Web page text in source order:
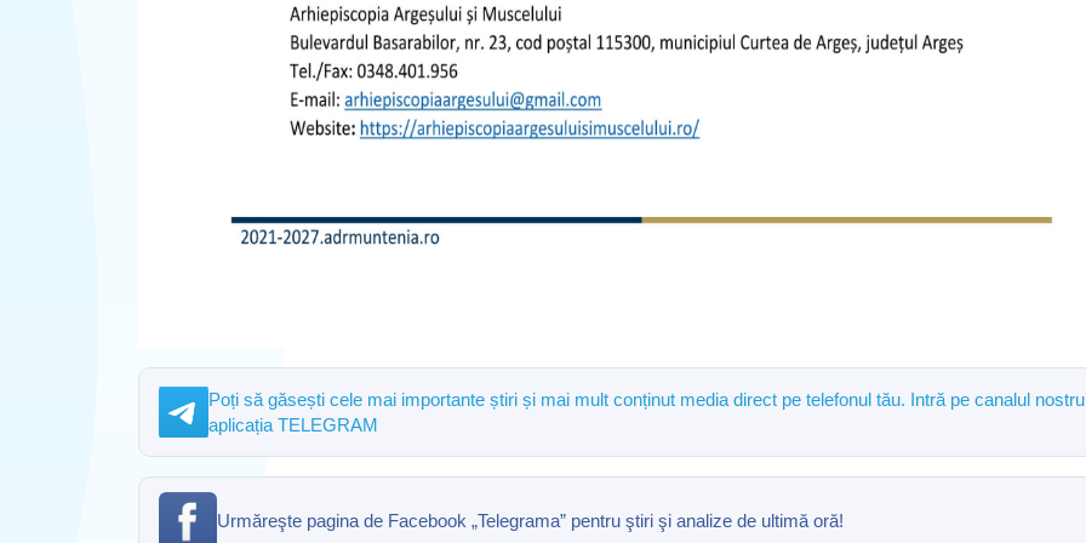
Poți să găsești cele mai importante știri și mai mult conținut media direct pe telefonul tău. Intră pe canalul
aplicația TELEGRAM
Urmăreşte pagina de Facebook „Telegrama” pentru ştiri şi analize de ultimă oră!